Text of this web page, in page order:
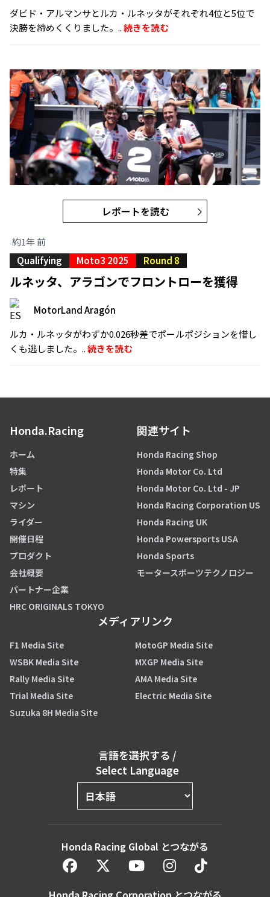
ダビド・アルマンサとルカ・ルネッタがそれぞれ4位と5位で
決勝を締めくくりました。..続きを読む
レポートを読む
約1年 前
Qualifying
Moto3 2025 Round 8
ルネッタ、アラゴンでフロントローを獲得
MotorLand Aragón
ルカ・ルネッタがわずか0.026秒差でポールポジションを惜し
くも逃しました。..続きを読む
Honda.Racing
ホーム
特集
レポート
マシン
ライダー
開催日程
プロダクト
会社概要
パートナー企業
HRC ORIGINALS TOKYO
関連サイト
Honda Racing Shop
Honda Motor Co. Ltd
Honda Motor Co. Ltd - JP
Honda Racing Corporation US
Honda Racing UK
Honda Powersports USA
Honda Sports
モータースポーツテクノロジー
メディアリンク
F1 Media Site
MotoGP Media Site
WSBK Media Site
MXGP Media Site
Rally Media Site
AMA Media Site
Trial Media Site
Electric Media Site
Suzuka 8H Media Site
言語を選択する /
Select Language
Honda Racing Global とつながる